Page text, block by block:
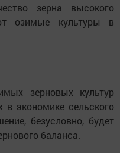
зерна высокого
озимые культуры в
зерновых культур
экономике сельского
безусловно, будет
баланса.